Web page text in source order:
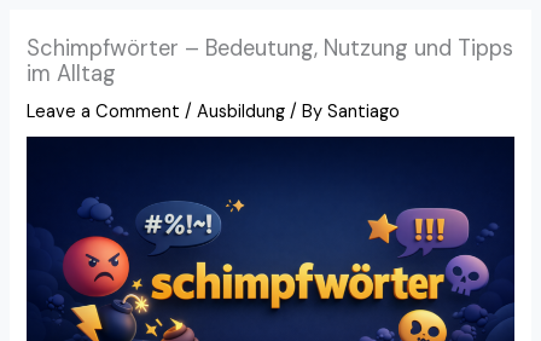
Schimpfwörter – Bedeutung, Nutzung und Tipps
im Alltag
Leave a Comment /Ausbildung / BySantiago